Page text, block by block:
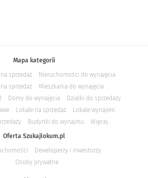
Mapa kategorii
sprzedaż
Nieruchomości do wynajęcia
sprzedaż
Mieszkania do wynajęcia
Domy do wynajęcia
Działki do sprzedaży
Lokale na sprzedaż
Lokale wynajem
Budynki do wynajmu
Więcej...
Oferta Szukajlokum.pl
Deweloperzy i inwestorzy
Osoby prywatne